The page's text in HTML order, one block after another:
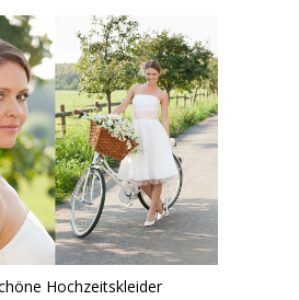
Hochzeitskleider